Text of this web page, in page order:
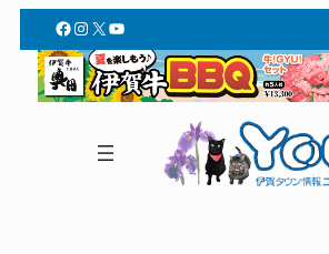
Facebook
Instagram
X YouTube